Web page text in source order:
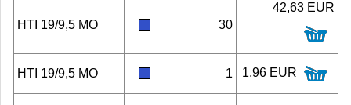
HTI 19/9,5 MO 30
42,63 EUR
HTI 19/9,5 MO 1 1,96 EUR